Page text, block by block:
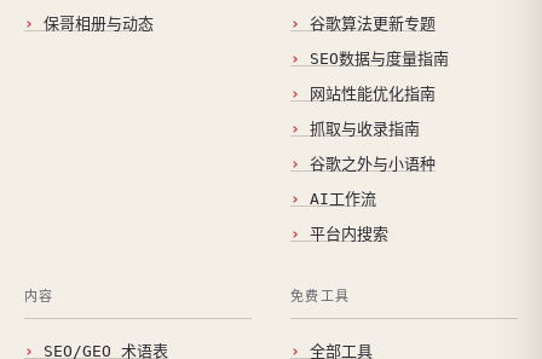
保哥相册与动态
谷歌算法更新专题
SEO数据与度量指南
网站性能优化指南
抓取与收录指南
谷歌之外与小语种
AI工作流
平台内搜索
内容
SEO/GEO 术语表
免费工具
全部工具